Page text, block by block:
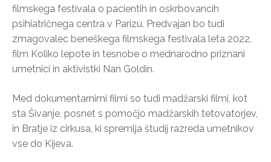
filmskega festivala o pacientih in oskrbovancih
psihiatričnega centra v Parizu. Predvajan bo tudi
zmagovalec beneškega filmskega festivala leta 2022,
film Koliko lepote in tesnobe o mednarodno priznani
umetnici in aktivistki Nan Goldin.
Med dokumentarnimi filmi so tudi madžarski filmi, kot
sta Šivanje, posnet s pomočjo madžarskih tetovatorjev,
in Bratje iz cirkusa, ki spremlja študij razreda umetnikov
vse do Kijeva.